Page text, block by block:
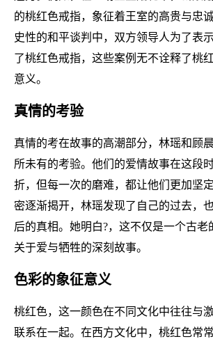
的桃红色戒指，象征着王室的高贵与忠
史性的和平谈判中，双方领导人为了表
了桃红色戒指，这些案例无不诠释了桃
意义。
真情的考验
真情的考在故事的高潮部分，林瑶和顾
所未有的考验。他们的爱情故事在这段
折，但每一次的磨难，都让他们更加坚
密逐渐揭开，林瑶发现了自己的过去，
后的真相。她明白?，这不仅是一个古老
关于爱与牺牲的深刻故事。
色彩的象征意义
桃红色，这一颜色在不同文化中往往与
联系在一起。在西方文化中，桃红色常